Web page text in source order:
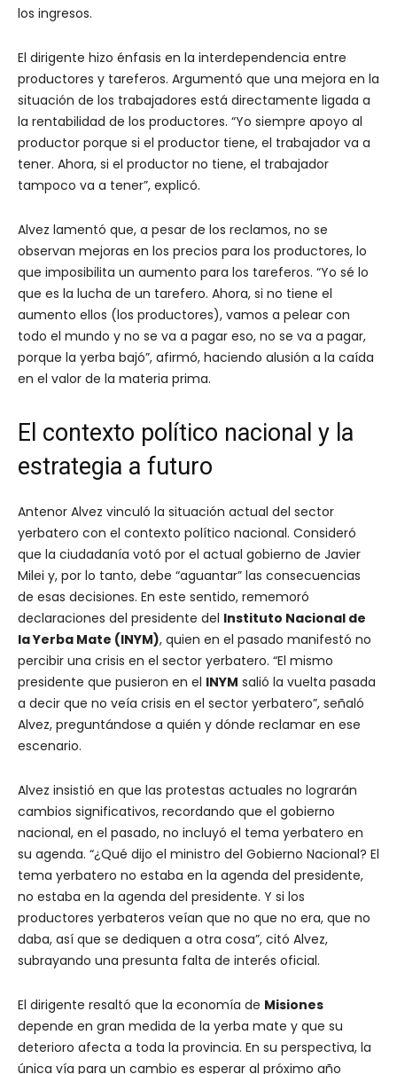
los ingresos.
El dirigente hizo énfasis en la interdependencia entre
productores y tareferos. Argumentó que una mejora en la
situación de los trabajadores está directamente ligada a
la rentabilidad de los productores. “Yo siempre apoyo al
productor porque si el productor tiene, el trabajador va a
tener. Ahora, si el productor no tiene, el trabajador
tampoco va a tener”, explicó.
Alvez lamentó que, a pesar de los reclamos, no se
observan mejoras en los precios para los productores, lo
que imposibilita un aumento para los tareferos. “Yo sé lo
que es la lucha de un tarefero. Ahora, si no tiene el
aumento ellos (los productores), vamos a pelear con
todo el mundo y no se va a pagar eso, no se va a pagar,
porque la yerba bajó”, afirmó, haciendo alusión a la caída
en el valor de la materia prima.
El contexto político nacional y la
estrategia a futuro
Antenor Alvez vinculó la situación actual del sector
yerbatero con el contexto político nacional. Consideró
que la ciudadanía votó por el actual gobierno de Javier
Milei y, por lo tanto, debe “aguantar” las consecuencias
de esas decisiones. En este sentido, rememoró
declaraciones del presidente del Instituto Nacional de
la Yerba Mate (INYM), quien en el pasado manifestó no
percibir una crisis en el sector yerbatero. “El mismo
presidente que pusieron en el INYM salió la vuelta pasada
a decir que no veía crisis en el sector yerbatero”, señaló
Alvez, preguntándose a quién y dónde reclamar en ese
escenario.
Alvez insistió en que las protestas actuales no lograrán
cambios significativos, recordando que el gobierno
nacional, en el pasado, no incluyó el tema yerbatero en
su agenda. “¿Qué dijo el ministro del Gobierno Nacional? El
tema yerbatero no estaba en la agenda del presidente,
no estaba en la agenda del presidente. Y si los
productores yerbateros veían que no que no era, que no
daba, así que se dediquen a otra cosa”, citó Alvez,
subrayando una presunta falta de interés oficial.
El dirigente resaltó que la economía de Misiones
depende en gran medida de la yerba mate y que su
deterioro afecta a toda la provincia. En su perspectiva, la
única vía para un cambio es esperar al próximo año